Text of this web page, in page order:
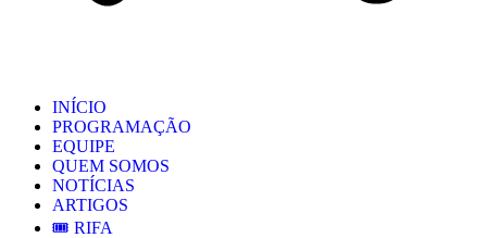
INÍCIO
PROGRAMAÇÃO
EQUIPE
QUEM SOMOS
NOTÍCIAS
ARTIGOS
🎟️ RIFA